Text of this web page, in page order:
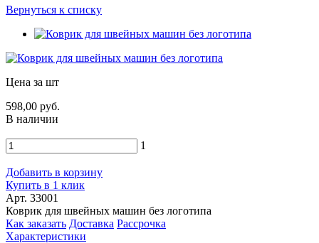
Вернуться к списку
Цена за шт
598,00 руб.
В наличии
1
Добавить в корзину
Купить в 1 клик
Арт. 33001
Коврик для швейных машин без логотипа
Как заказать Доставка Рассрочка
Характеристики